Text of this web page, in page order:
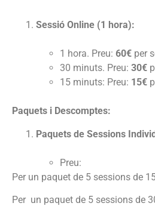
Sessió Online (1 hora):
1 hora. Preu: 60€ per
30 minuts. Preu: 30€
15 minuts: Preu: 15€
Paquets i Descomptes:
Paquets de Sessions
Preu:
Per un paquet de 5 sessions de
Per un paquet de 5 sessions de